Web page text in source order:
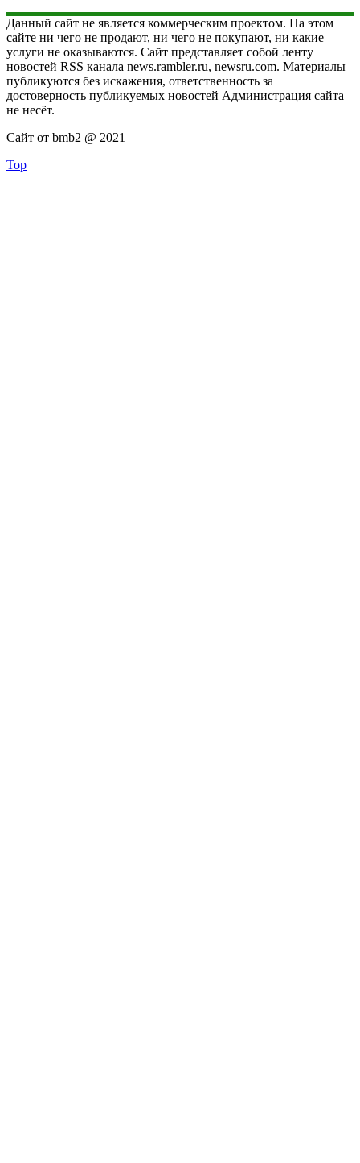
Данный сайт не является коммерческим проектом. На этом
сайте ни чего не продают, ни чего не покупают, ни какие
услуги не оказываются. Сайт представляет собой ленту
новостей RSS канала news.rambler.ru, newsru.com. Материалы
публикуются без искажения, ответственность за
достоверность публикуемых новостей Администрация сайта
не несёт.
Сайт от bmb2 @ 2021
Top